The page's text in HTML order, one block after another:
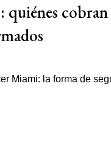
quiénes cobran